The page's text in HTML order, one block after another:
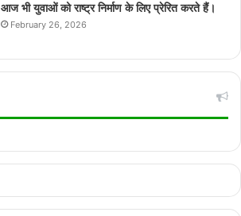
आज भी युवाओं को राष्ट्र निर्माण के लिए प्रेरित करते हैं।
February 26, 2026